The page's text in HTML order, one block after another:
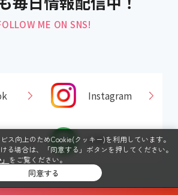
ME ON SNS!
Instagram
LINE
ス向上のためCookie(クッキー)を利用しています。
る場合は、「同意する」ボタンを押してください。
をご覧ください。
同意する